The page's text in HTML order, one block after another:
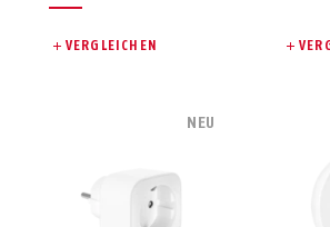
VERGLEICHEN
NEU